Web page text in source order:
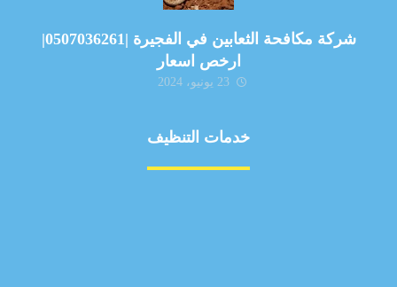
شركة مكافحة الثعابين في الفجيرة |0507036261|
ارخص اسعار
23 يونيو، 2024
خدمات التنظيف